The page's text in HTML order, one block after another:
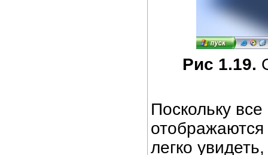
Рис 1.19.
Поскольку
отображаются
легко